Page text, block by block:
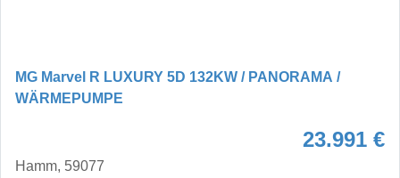
MG Marvel R LUXURY 5D 132KW / PANORAMA /
WÄRMEPUMPE
23.991 €
Hamm, 59077